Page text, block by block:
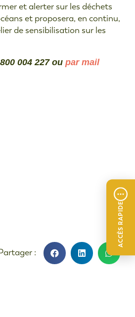
ACCÈS RAPIDE
et alerter sur les déchets
et proposera, en continu,
de sensibilisation sur les
004 227 ou par mail